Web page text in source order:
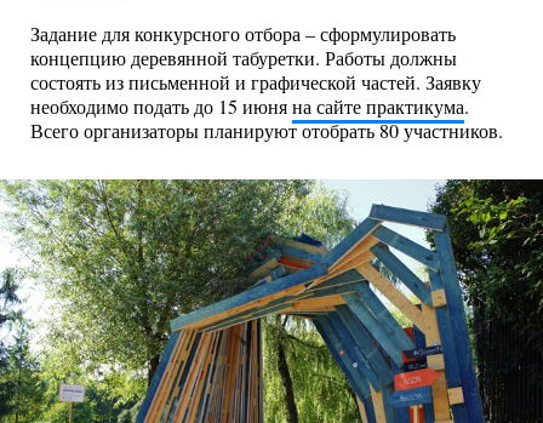
Задание для конкурсного отбора – сформулировать
концепцию деревянной табуретки. Работы должны
состоять из письменной и графической частей. Заявку
необходимо подать до 15 июняна сайте практикума.
Всего организаторы планируют отобрать 80 участников.